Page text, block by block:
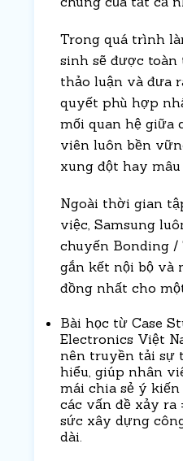
Trong quá trình
sinh sẽ được
thảo luận và đưa
quyết phù hợp
mối quan hệ giữa
viên luôn bền
xung đột hay mâu
Ngoài thời gian
việc, Samsung
chuyến Bonding /
gắn kết nội bộ và
đồng nhất cho
Bài học từ Case
Electronics Việt
nên truyền tải sự
hiểu, giúp nhân
mái chia sẻ ý
các vấn đề xảy ra
sức xây dựng
dài.